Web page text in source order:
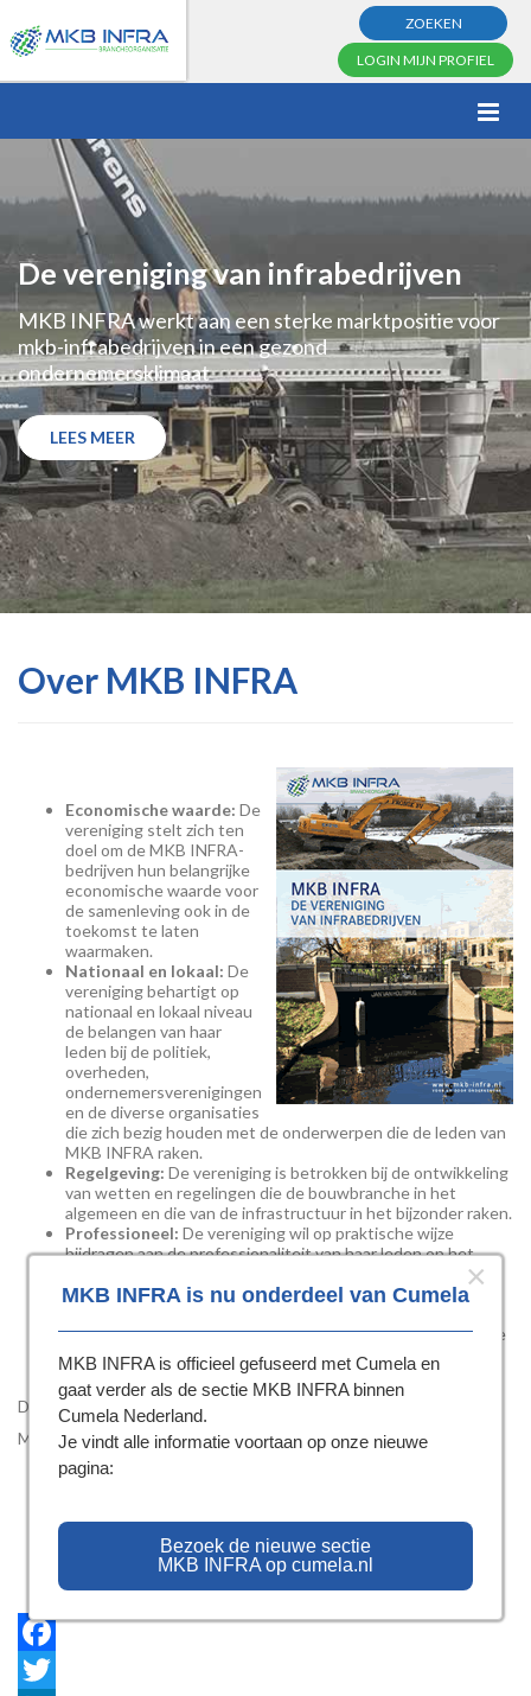
ZOEKEN
LOGIN MIJN PROFIEL
De vereniging van infrabedrijven
MKB INFRA werkt aan een sterke marktpositie voor
mkb-infrabedrijven in een gezond
ondernemersklimaat
LEES MEER
Over MKB INFRA
Economische waarde: De
vereniging stelt zich ten
doel om de MKB INFRA-
bedrijven hun belangrijke
economische waarde voor
de samenleving ook in de
toekomst te laten
waarmaken.
Nationaal en lokaal: De
vereniging behartigt op
nationaal en lokaal niveau
de belangen van haar
leden bij de politiek,
overheden,
ondernemersverenigingen
en de diverse organisaties
die zich bezig houden met de onderwerpen die de leden van
MKB INFRA raken.
Regelgeving: De vereniging is betrokken bij de ontwikkeling
van wetten en regelingen die de bouwbranche in het
algemeen en die van de infrastructuur in het bijzonder raken.
Professioneel: De vereniging wil op praktische wijze
bijdragen aan de professionaliteit van haar leden op het
gebied van bedrijfvoering en maatschappelijk verantwoord
ondernemen, waarmee ook wordt bijgedragen aan de
Actuele informatie:De vereniging biedt haar leden service
door informatie te verstrekken over onderwerpen die de
bedrijfsvoering raken.
Download hier de
pdf
digitale versie van de brochure
MKB INFRA staat voor:
Uniforme, transparante aanbestedingsprocedures
opdrachtnemer
Behoud vakmanschap
Meer invloed op arbeidsvoorwaarden / CAO’s
Facebook
×
MKB INFRA is nu onderdeel van Cumela
MKB INFRA is officieel gefuseerd met Cumela en
gaat verder als de sectie MKB INFRA binnen
Cumela Nederland.
Je vindt alle informatie voortaan op onze nieuwe
pagina:
Bezoek de nieuwe sectie
MKB INFRA op cumela.nl